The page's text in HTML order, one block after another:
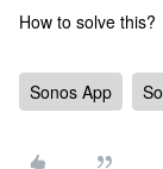
How to solve this?
Sonos App